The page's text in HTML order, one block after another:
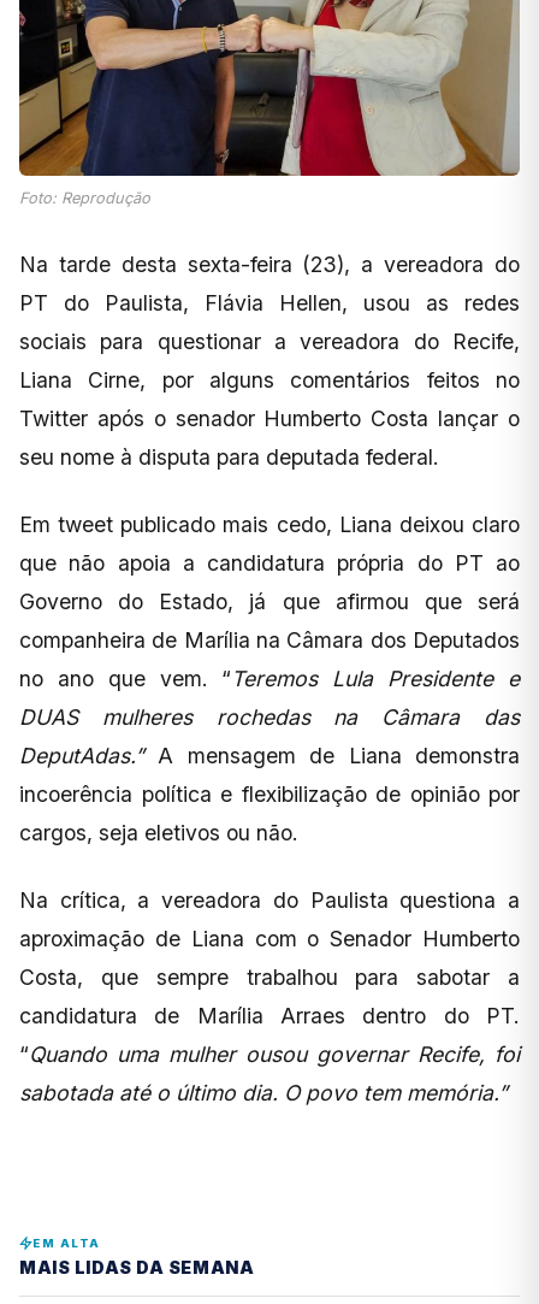
Foto: Reprodução
Na tarde desta sexta-feira (23), a vereadora do
PT do Paulista, Flávia Hellen, usou as redes
sociais para questionar a vereadora do Recife,
Liana Cirne, por alguns comentários feitos no
Twitter após o senador Humberto Costa lançar o
seu nome à disputa para deputada federal.
Em tweet publicado mais cedo, Liana deixou claro
que não apoia a candidatura própria do PT ao
Governo do Estado, já que afirmou que será
companheira de Marília na Câmara dos Deputados
no ano que vem. “Teremos Lula Presidente e
DUAS mulheres rochedas na Câmara das
DeputAdas.”A mensagem de Liana demonstra
incoerência política e flexibilização de opinião por
cargos, seja eletivos ou não.
Na crítica, a vereadora do Paulista questiona a
aproximação de Liana com o Senador Humberto
Costa, que sempre trabalhou para sabotar a
candidatura de Marília Arraes dentro do PT.
“Quando uma mulher ousou governar Recife, foi
sabotada até o último dia. O povo tem memória.”
EM ALTA
MAIS LIDAS DA SEMANA